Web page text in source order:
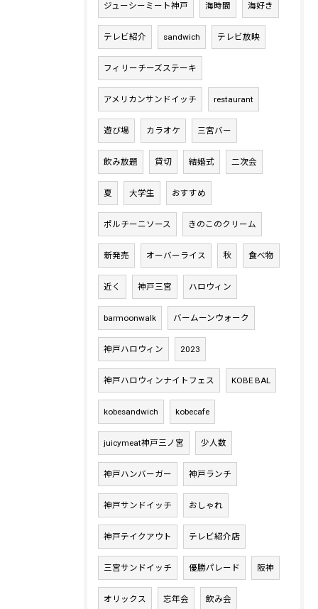
ジューシーミート神戸 海時間 海好き
テレビ紹介 sandwich テレビ放映
フィリーチーズステーキ
アメリカンサンドイッチ restaurant
遊び場 カラオケ 三宮バー
飲み放題 貸切 結婚式 二次会
夏 大学生 おすすめ
ポルチーニソース きのこのクリーム
新発売 オーバーライス 秋 食べ物
近く 神戸三宮 ハロウィン
barmoonwalk バームーンウォーク
神戸ハロウィン 2023
神戸ハロウィンナイトフェス KOBE BAL
kobesandwich kobecafe
juicymeat神戸三ノ宮 少人数
神戸ハンバーガー 神戸ランチ
神戸サンドイッチ おしゃれ
神戸テイクアウト テレビ紹介店
三宮サンドイッチ 優勝パレード 阪神
オリックス 忘年会 飲み会